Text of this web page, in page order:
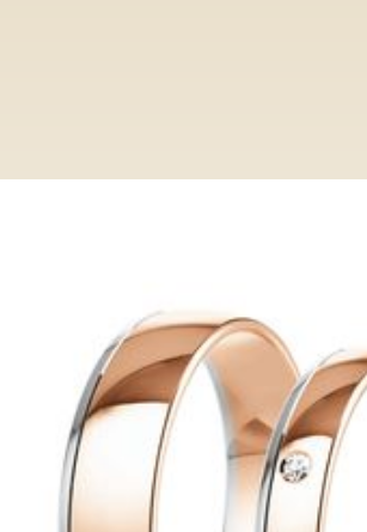
Entdecken Sie bei
exclusive Auswahl an
klassisch bis modern, unsere
verkörpern zeitlose Eleganz
Qualität.